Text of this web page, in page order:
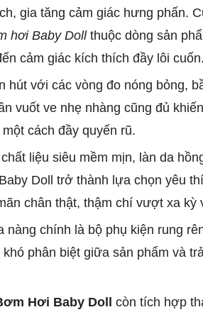
gia tăng cảm giác hưng phấn.
hơi Baby Dollthuộc dòng sản
cảm giác kích thích đầy lôi cuốn.
hút với các vòng đo nóng bỏng,
vuốt ve nhẹ nhàng cũng đủ
cách đầy quyến rũ.
liệu siêu mềm mịn, làn da
Doll trở thành lựa chọn yêu
chân thật, thậm chí vượt xa kỳ
nàng chính là bộ phụ kiện rung
phân biệt giữa sản phẩm và
Hơi Baby Doll
còn tích hợp